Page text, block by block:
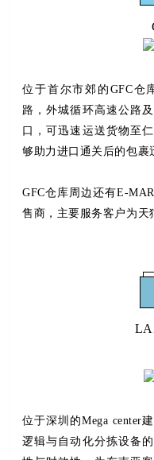
位于首尔市郊的GFC仓
路，外城循环高速公路
口，可迅速运送货物至
够助力进口通关后的包
GFC仓库周边还有E-
售商，主要服务客户为天
位于深圳的Mega center
逻辑与自动化分拣设备